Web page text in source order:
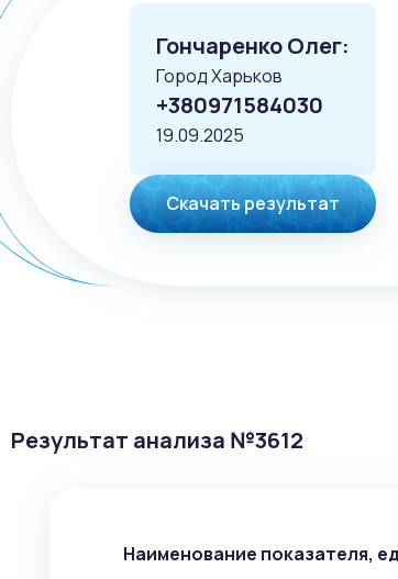
Гончаренко Олег:
Город Харьков
+380971584030
19.09.2025
Скачать результат
Результат анализа №3612
Наименование показателя,